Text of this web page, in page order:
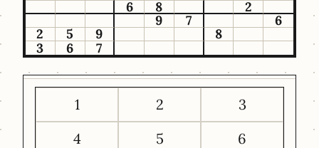
6
8
2
9
7
6
2
5 9
8
3
6 7
1 2
3
4
5
6